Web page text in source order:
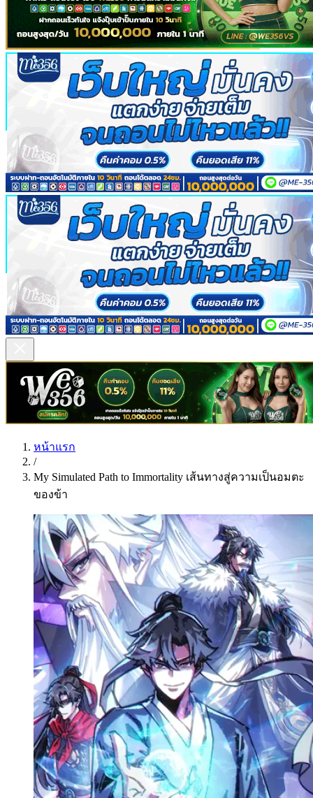
หน้าแรก
/
My Simulated Path to Immortality เส้นทางสู่ความเป็นอมตะ
ของข้า